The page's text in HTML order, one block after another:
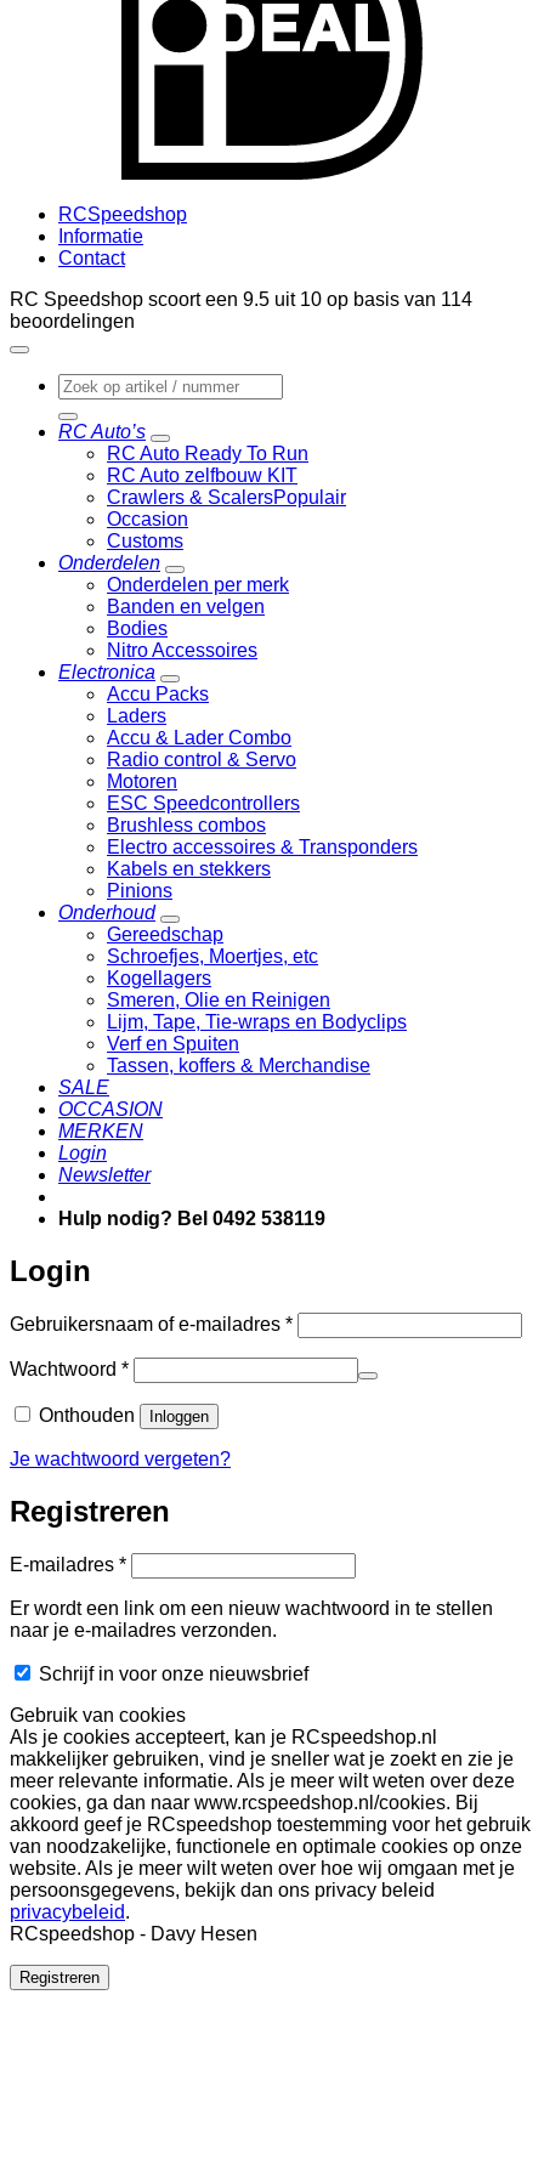
RCSpeedshop
Informatie
Contact
RC Speedshop scoort een 9.5 uit 10 op basis van 114
beoordelingen
Zoeken
naar:
RC Auto’s
RC Auto Ready To Run
RC Auto zelfbouw KIT
Crawlers & Scalers
Occasion
Customs
Onderdelen
Onderdelen per merk
Banden en velgen
Bodies
Nitro Accessoires
Electronica
Accu Packs
Laders
Accu & Lader Combo
Radio control & Servo
Motoren
ESC Speedcontrollers
Brushless combos
Electro accessoires & Transponders
Kabels en stekkers
Pinions
Onderhoud
Gereedschap
Schroefjes, Moertjes, etc
Kogellagers
Smeren, Olie en Reinigen
Lijm, Tape, Tie-wraps en Bodyclips
Verf en Spuiten
Tassen, koffers & Merchandise
SALE
OCCASION
MERKEN
Login
Newsletter
Hulp nodig? Bel 0492 538119
Login
Gebruikersnaam of e-mailadres *Vereist
Wachtwoord *Vereist
Onthouden Inloggen
Je wachtwoord vergeten?
Registreren
E-mailadres *Vereist
Er wordt een link om een nieuw wachtwoord in te stellen
naar je e-mailadres verzonden.
Schrijf in voor onze nieuwsbrief
Gebruik van cookies
Als je cookies accepteert, kan je RCspeedshop.nl
makkelijker gebruiken, vind je sneller wat je zoekt en zie je
meer relevante informatie. Als je meer wilt weten over deze
cookies, ga dan naar www.rcspeedshop.nl/cookies. Bij
akkoord geef je RCspeedshop toestemming voor het gebruik
van noodzakelijke, functionele en optimale cookies op onze
website. Als je meer wilt weten over hoe wij omgaan met je
persoonsgegevens, bekijk dan ons privacy beleid
privacybeleid.
RCspeedshop - Davy Hesen
Registreren